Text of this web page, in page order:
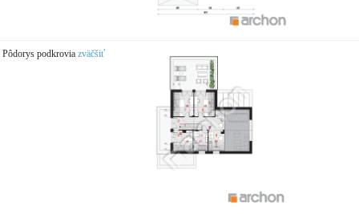
Pôdorys podkrovia zväčšiť